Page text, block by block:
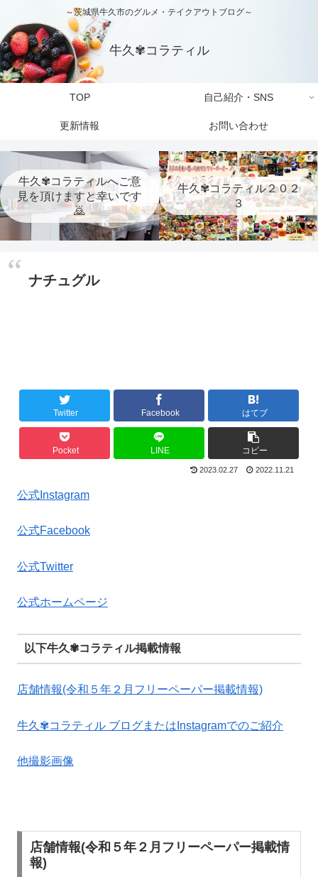
～茨城県牛久市のグルメ・テイクアウトブログ～
牛久✾コラティル
TOP 自己紹介・SNS
更新情報 お問い合わせ
牛久✾コラティルへご意
見を頂けますと幸いです
🙇
牛久✾コラティル２０２
３
ナチュグル
Twitter Facebook はてブ
Pocket LINE コピー
2023.02.27 2022.11.21
公式Instagram
公式Facebook
公式Twitter
公式ホームページ
以下牛久✾コラティル掲載情報
店舗情報(令和５年２月フリーペーパー掲載情報)
牛久✾コラティル ブログまたはInstagramでのご紹介
他撮影画像
店舗情報(令和５年２月フリーペーパー掲載情
報)